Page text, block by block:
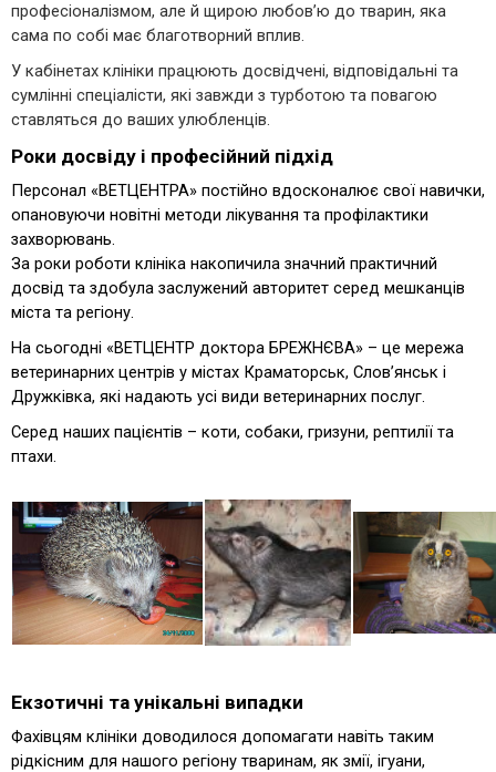
професіоналізмом, але й щирою любов’ю до тварин, яка
сама по собі має благотворний вплив.
У кабінетах клініки працюють досвідчені, відповідальні та
сумлінні спеціалісти, які завжди з турботою та повагою
ставляться до ваших улюбленців.
Роки досвіду і професійний підхід
Персонал «ВЕТЦЕНТРА» постійно вдосконалює свої навички,
опановуючи новітні методи лікування та профілактики
захворювань.
За роки роботи клініка накопичила значний практичний
досвід та здобула заслужений авторитет серед мешканців
міста та регіону.
На сьогодні «ВЕТЦЕНТР доктора БРЕЖНЄВА» – це мережа
ветеринарних центрів у містах Краматорськ, Слов’янськ і
Дружківка, які надають усі види ветеринарних послуг.
Серед наших пацієнтів – коти, собаки, гризуни, рептилії та
птахи.
Екзотичні та унікальні випадки
Фахівцям клініки доводилося допомагати навіть таким
рідкісним для нашого регіону тваринам, як змії, ігуани,